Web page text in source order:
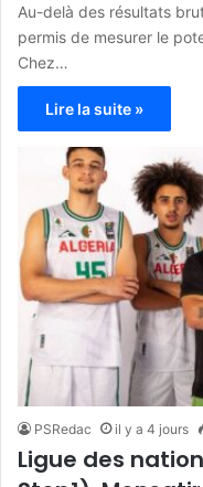
Au-delà des résultats
permis de mesurer le
Chez…
Lire la suite »
PSRedac il y a 4 jours
Ligue des